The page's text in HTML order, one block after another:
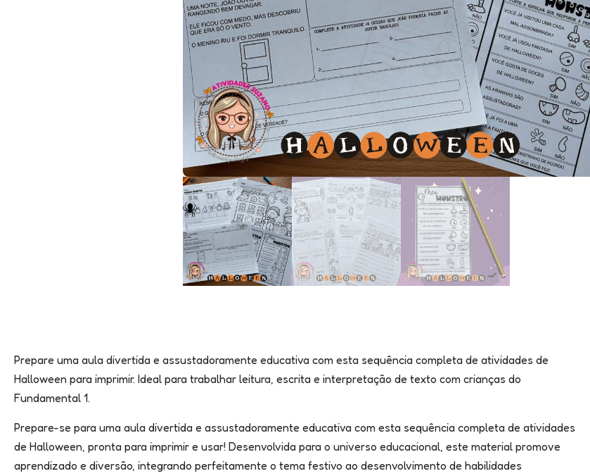
Prepare uma aula divertida e assustadoramente educativa com esta sequência completa de atividades de
Halloween para imprimir. Ideal para trabalhar leitura, escrita e interpretação de texto com crianças do
Fundamental 1.
Prepare-se para uma aula divertida e assustadoramente educativa com esta sequência completa de atividades
de Halloween, pronta para imprimir e usar! Desenvolvida para o universo educacional, este material promove
aprendizado e diversão, integrando perfeitamente o tema festivo ao desenvolvimento de habilidades